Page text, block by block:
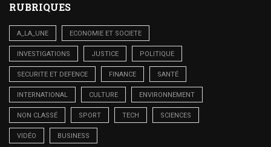
RUBRIQUES
A_LA_UNE ECONOMIE ET SOCIETE
INVESTIGATIONS JUSTICE POLITIQUE
SECURITE ET DEFENCE FINANCE SANTÉ
INTERNATIONAL CULTURE ENVIRONNEMENT
NON CLASSÉ SPORT TECH SCIENCES
VIDÉO BUSINESS